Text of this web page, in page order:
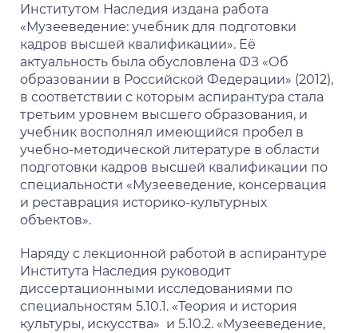
Институтом Наследия издана работа
«Музееведение: учебник для подготовки
кадров высшей квалификации». Её
актуальность была обусловлена ФЗ «Об
образовании в Российской Федерации» (2012),
в соответствии с которым аспирантура стала
третьим уровнем высшего образования, и
учебник восполнял имеющийся пробел в
учебно-методической литературе в области
подготовки кадров высшей квалификации по
специальности «Музееведение, консервация
и реставрация историко-культурных
объектов».
Наряду с лекционной работой в аспирантуре
Института Наследия руководит
диссертационными исследованиями по
специальностям 5.10.1. «Теория и история
культуры, искусства» и 5.10.2. «Музееведение,